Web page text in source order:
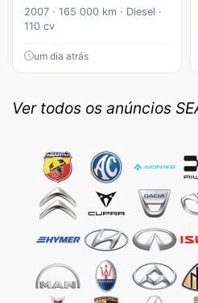
2007 · 165 000 km · Diesel ·
110 cv
um dia atrás
Ver todos os anúncios